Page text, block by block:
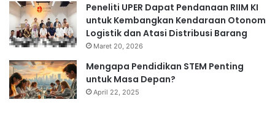
Peneliti UPER Dapat Pendanaan RIIM KI
untuk Kembangkan Kendaraan Otonom
Logistik dan Atasi Distribusi Barang
Maret 20, 2026
Mengapa Pendidikan STEM Penting
untuk Masa Depan?
April 22, 2025